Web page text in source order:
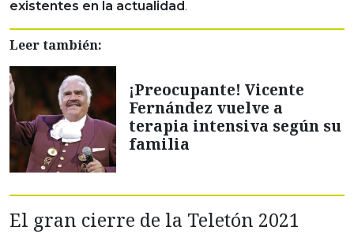
existentes en la actualidad .
Leer también:
¡Preocupante! Vicente
Fernández vuelve a
terapia intensiva según su
familia
El gran cierre de la Teletón 2021